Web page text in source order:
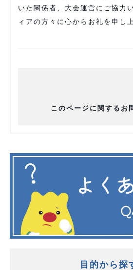
いた関係者、大会運営にご協力
ィアの方々に心からお礼を申し
このページに関するお
目的から探